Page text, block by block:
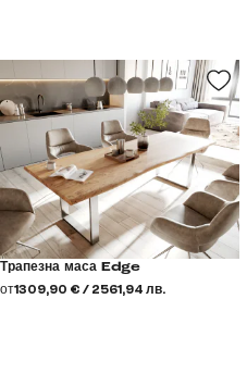
Трапезна маса Edge
от1309,90 € / 2561,94 лв.